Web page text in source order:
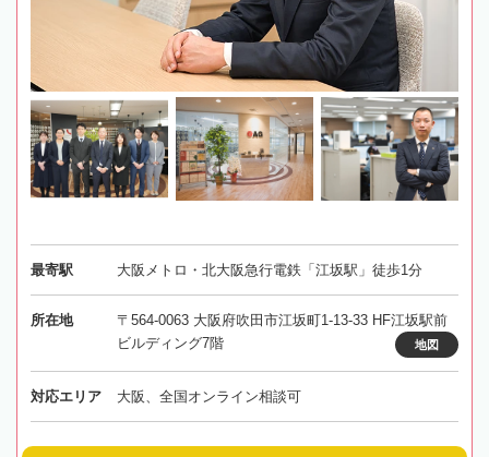
最寄駅 大阪メトロ・北大阪急行電鉄「江坂駅」徒歩1分
所在地
〒564-0063 大阪府吹田市江坂町1-13-33 HF江坂駅前
ビルディング7階
地図
対応エリア 大阪、全国オンライン相談可